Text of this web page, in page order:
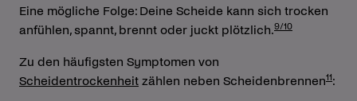
Eine mögliche Folge: Deine Scheide kann sich trocken
anfühlen, spannt, brennt oder juckt plötzlich.9/10
Zu den häufigsten Symptomen von
Scheidentrockenheit zählen neben Scheidenbrennen11: